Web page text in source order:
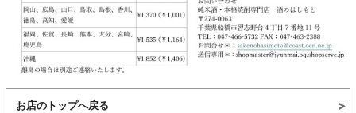
お店のトップへ戻る